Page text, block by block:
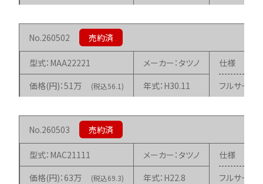
260502
51万 (税込56.1)
タツノ
H30.11
MAA22221
フルサービ
260503
63万 (税込69.3)
タツノ
H22.8
MAC21111
フルサービ